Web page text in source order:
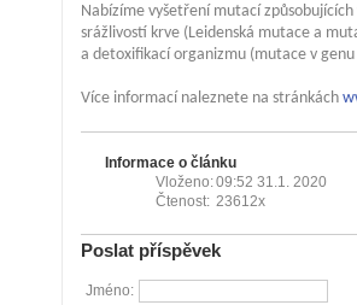
Nabízíme vyšetření mutací
srážlivostí krve (Leidenská mutace a
a detoxifikací organizmu (mutace v genu
Více informací naleznete na stránkách
Informace o článku
Vloženo:09:52 31.1. 2020
Čtenost: 23612x
Poslat příspěvek
Jméno: